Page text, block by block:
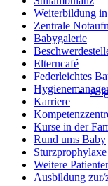
Weiterbildung
Zentrale
Babygalerie
Elterncafé
Federleichtes
Karriere
Kurse in der
Rund ums Baby
Sturzprophylaxe
Weitere
Ausbildung